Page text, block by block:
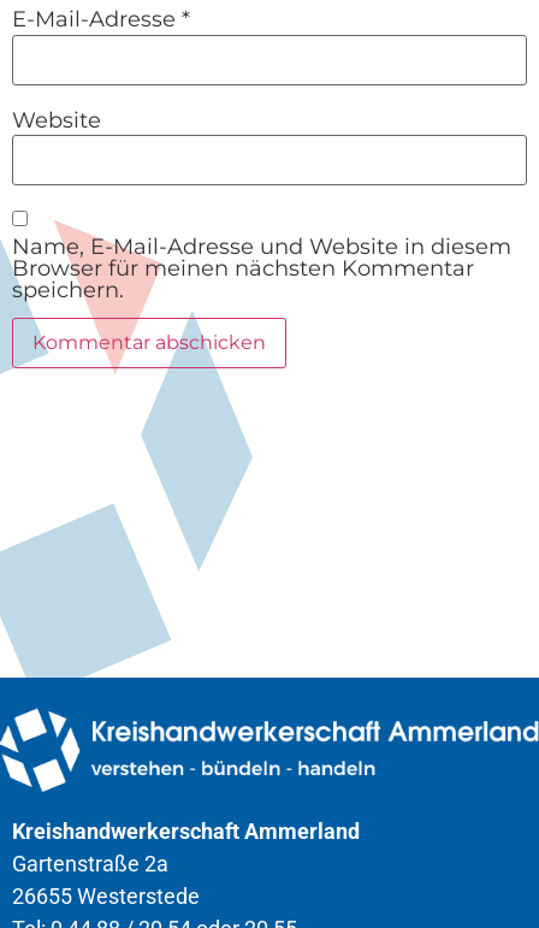
E-Mail-Adresse *
Website
Name, E-Mail-Adresse und Website in diesem
Browser für meinen nächsten Kommentar
speichern.
Kreishandwerkerschaft Ammerland
Gartenstraße 2a
26655 Westerstede